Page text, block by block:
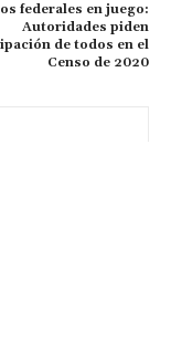
federales en juego:
Autoridades piden
de todos en el
Censo de 2020